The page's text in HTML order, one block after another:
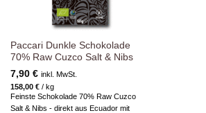
Paccari Dunkle Schokolade
70% Raw Cuzco Salt & Nibs
7,90 € inkl. MwSt.
158,00 €/ kg
Feinste Schokolade 70% Raw Cuzco
Salt & Nibs - direkt aus Ecuador mit